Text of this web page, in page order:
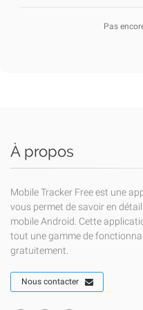
Pas
À propos
Mobile Tracker Free est une
vous permet de savoir en
mobile Android. Cette
tout une gamme de
gratuitement.
Nous contacter